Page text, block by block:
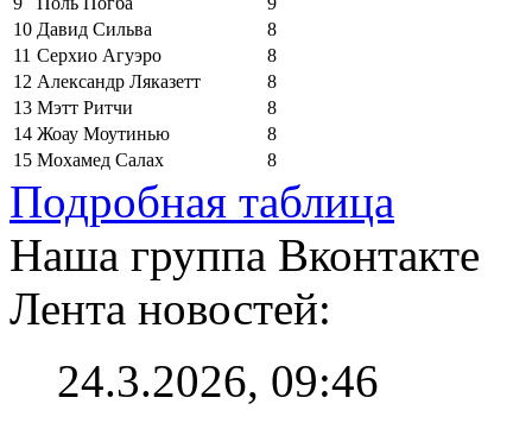
10 Давид Сильва
8
11 Серхио Агуэро
8
12 Александр Ляказетт
8
13 Мэтт Ритчи
8
14 Жоау Моутинью
8
15 Мохамед Салах 8
Подробная таблица
Наша группа Вконтакте
Лента новостей:
24.3.2026, 09:46